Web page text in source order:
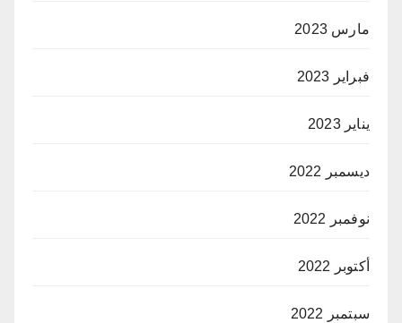
مارس 2023
فبراير 2023
يناير 2023
ديسمبر 2022
نوفمبر 2022
أكتوبر 2022
سبتمبر 2022